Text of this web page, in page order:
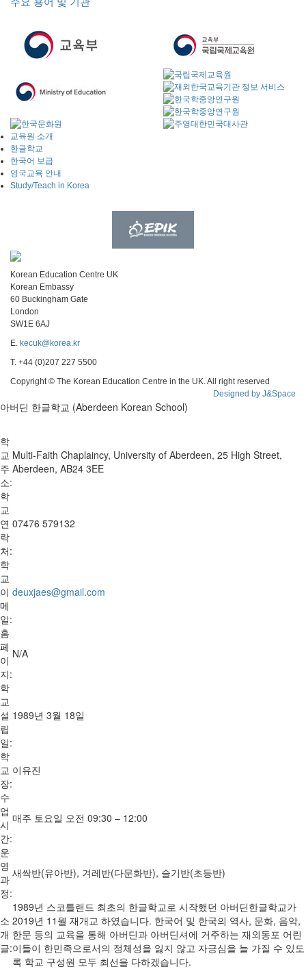
교육원 소개
한글학교
한국어 보급
영국교육 안내
Study/Teach in Korea
Korean Education Centre UK
Korean Embassy
60 Buckingham Gate
London
SW1E 6AJ
E. kecuk@korea.kr
T. +44 (0)207 227 5500
Copyright © The Korean Education Centre in the UK. All right reserved
Designed by J&Space
아버딘 한글학교 (Aberdeen Korean School)
학
교
주
소:
Multi-Faith Chaplaincy, University of Aberdeen, 25 High Street,
Aberdeen, AB24 3EE
학
교
연
락
처:
07476 579132
학
교
이
메
일:
deuxjaes@gmail.com
홈
페
이
지:
N/A
학
교
설
립
일:
1989년 3월 18일
학
교
장:
이유진
수
업
시
간:
매주 토요일 오전 09:30 – 12:00
운
영
과
정:
새싹반(유아반), 겨레반(다문화반), 슬기반(초등반)
소
개
글:
1989년 스코틀랜드 최초의 한글학교로 시작했던 아버딘한글학교가
2019년 11월 재개교 하였습니다. 한국어 및 한국의 역사, 문화, 음악,
한문 등의 교육을 통해 아버딘과 아버딘셔에 거주하는 재외동포 어린
이들이 한민족으로서의 정체성을 잃지 않고 자긍심을 늘 가질 수 있도
록 학교 구성원 모두 최선을 다하겠습니다.